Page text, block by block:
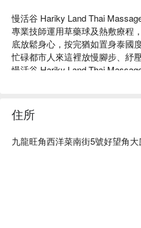
慢活谷 Hariky Land Thai
專業技師運用草藥球及熱敷療程
底放鬆身心，按完猶如置身泰國
忙碌都市人來這裡放慢腳步、紓壓
慢活谷 Hariky Land Thai
b. 提供正宗古法泰式按摩，搭配
放鬆肌肉，深受上班族及愛好養生
住所
九龍旺角西洋菜南街5號好望角大